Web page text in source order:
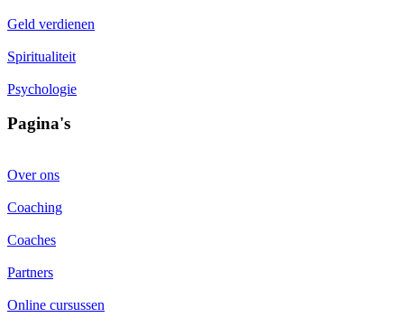
Geld verdienen
Spiritualiteit
Psychologie
Pagina's
Over ons
Coaching
Coaches
Partners
Online cursussen